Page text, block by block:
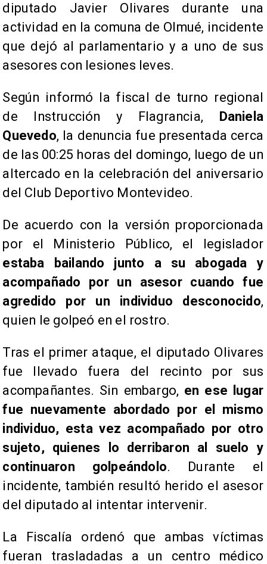
diputado Javier Olivares durante una
actividad en la comuna de Olmué, incidente
que dejó al parlamentario y a uno de sus
asesores con lesiones leves.
Según informó la fiscal de turno regional
de Instrucción y Flagrancia, Daniela
Quevedo, la denuncia fue presentada cerca
de las 00:25 horas del domingo, luego de un
altercado en la celebración del aniversario
del Club Deportivo Montevideo.
De acuerdo con la versión proporcionada
por el Ministerio Público, el legislador
estaba bailando junto a su abogada y
acompañado por un asesor cuando fue
agredido por un individuo desconocido,
quien le golpeó en el rostro.
Tras el primer ataque, el diputado Olivares
fue llevado fuera del recinto por sus
acompañantes. Sin embargo, en ese lugar
fue nuevamente abordado por el mismo
individuo, esta vez acompañado por otro
sujeto, quienes lo derribaron al suelo y
continuaron golpeándolo. Durante el
incidente, también resultó herido el asesor
del diputado al intentar intervenir.
La Fiscalía ordenó que ambas víctimas
fueran trasladadas a un centro médico